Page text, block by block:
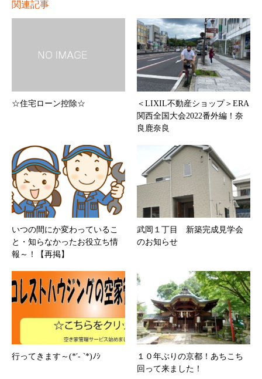
関連記事
☆住宅ローン控除☆
＜LIXIL不動産ショップ＞ERA
関西全国大会2022番外編！奈
良鹿奈良
いつの間にか変わっているこ
と・知らなかったお役立ち情
報～！【再掲】
武岡１丁目 新築完成見学会
のお知らせ
行ってきます～(*′- ‵*)ﾉｼ
１０年ぶりの京都！あちこち
回って来ました！